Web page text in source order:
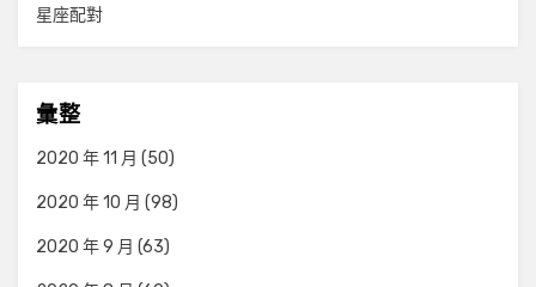
星座配對
彙整
2020 年 11 月 (50)
2020 年 10 月 (98)
2020 年 9 月 (63)